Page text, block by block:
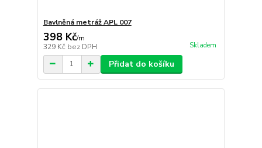
Bavlněná metráž APL 007
398 Kč/m
329 Kč bez DPH Skladem
Přidat do košíku